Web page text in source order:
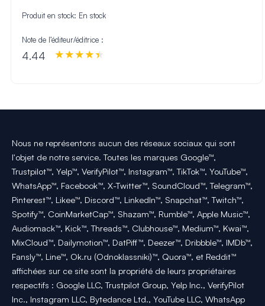
Produit en stock: En stock
Note de l’éditeur/éditrice :
4.44
Nous ne représentons aucun des réseaux sociaux qui sont
l'objet de notre service. Toutes les marques Google™,
Trustpilot™, Yelp™, VerifyPilot™, Instagram™, TikTok™, YouTube™,
WhatsApp™, Facebook™, X-Twitter™, SoundCloud™, Telegram™,
Pinterest™, Likee™, Discord™, LinkedIn™, Snapchat™, Twitch™,
Spotify™, CoinMarketCap™, Shazam™, Rumble™, Apple Music™,
Audiomack™, Kick™, Threads™, Clubhouse™, Medium™, Kwai™,
MixCloud™, Dailymotion™, DatPiff™, Deezer™, Dribbble™, IMDb™,
Fansly™, Line™, Ok.ru (Odnoklassniki)™, Quora™, et Reddit™
affichées sur ce site sont la propriété de leurs propriétaires
respectifs : Google LLC, Trustpilot Group, Yelp Inc., VerifyPilot
Inc., Instagram LLC, Bytedance Ltd., YouTube LLC, WhatsApp